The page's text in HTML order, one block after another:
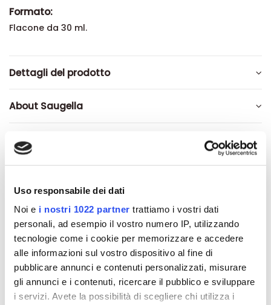
Uso responsabile dei dati
Noi e i nostri 1022 partner trattiamo i vostri dati
personali, ad esempio il vostro numero IP, utilizzando
tecnologie come i cookie per memorizzare e accedere
alle informazioni sul vostro dispositivo al fine di
pubblicare annunci e contenuti personalizzati, misurare
gli annunci e i contenuti, ricercare il pubblico e sviluppare
i servizi. Avete la possibilità di scegliere chi utilizza i
Formato:
Flacone da 30 ml.
Dettagli del prodotto
About Saugella
Recensioni
Altri prodotti che potrebbero
interessarti
-42% -42%